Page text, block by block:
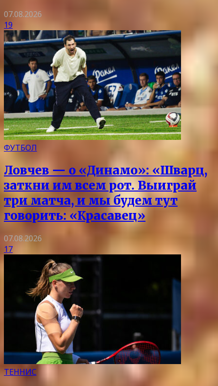
07.08.2026
19
ФУТБОЛ
Ловчев — о «Динамо»: «Шварц,
заткни им всем рот. Выиграй
три матча, и мы будем тут
говорить: «Красавец»
07.08.2026
17
ТЕННИС